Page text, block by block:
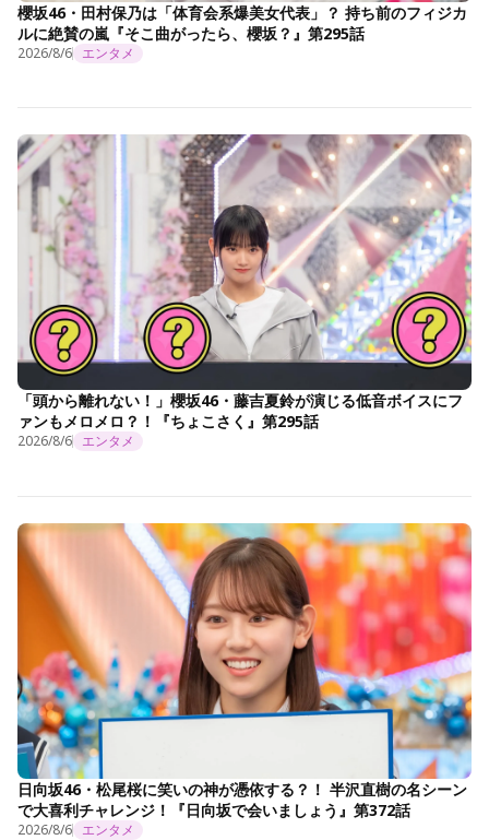
櫻坂46・田村保乃は「体育会系爆美女代表」？ 持ち前のフィジカ
ルに絶賛の嵐『そこ曲がったら、櫻坂？』第295話
2026/8/6 エンタメ
「頭から離れない！」櫻坂46・藤吉夏鈴が演じる低音ボイスにフ
ァンもメロメロ？！『ちょこさく』第295話
2026/8/6 エンタメ
日向坂46・松尾桜に笑いの神が憑依する？！ 半沢直樹の名シーン
で大喜利チャレンジ！『日向坂で会いましょう』第372話
2026/8/6 エンタメ